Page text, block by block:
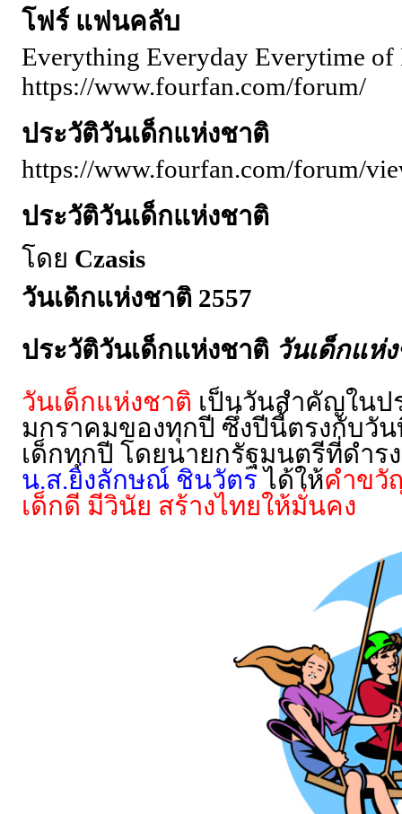
โฟร์ แฟนคลับ
Everything Everyday Everytime of
https://www.fourfan.com/forum/
ประวัติวันเด็กแห่งชาติ
https://www.fourfan.com/forum/
ประวัติวันเด็กแห่งชาติ
โดย Czasis
วันเด็กแห่งชาติ 2557
ประวัติวันเด็กแห่งชาติ วันเด็กแห่
วันเด็กแห่งชาติ เป็นวันสำคัญในป
มกราคมของทุกปี ซึ่งปีนี้ตรงกับวั
เด็กทุกปี โดยนายกรัฐมนตรีที่ดำ
น.ส.ยิ่งลักษณ์ ชินวัตร ได้ให้คำขวั
เด็กดี มีวินัย สร้างไทยให้มั่นคง